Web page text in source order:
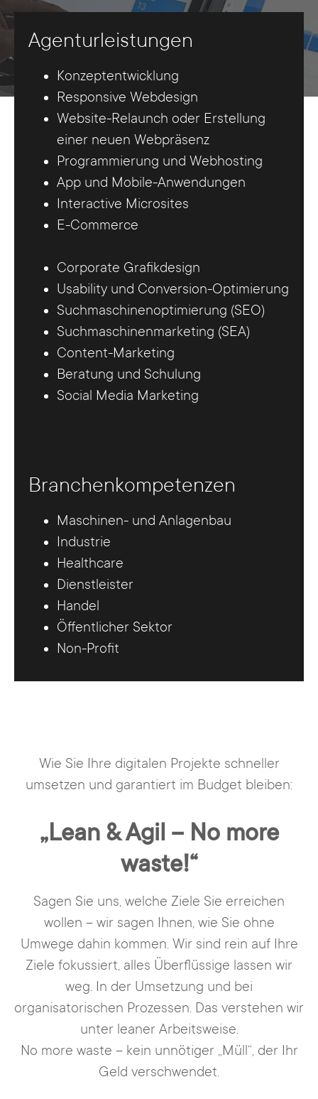
Agenturleistungen
Konzeptentwicklung
Responsive Webdesign
Website-Relaunch oder Erstellung
einer neuen Webpräsenz
Programmierung und Webhosting
App und Mobile-Anwendungen
Interactive Microsites
E-Commerce
Corporate Grafikdesign
Usability und Conversion-Optimierung
Suchmaschinenoptimierung (SEO)
Suchmaschinenmarketing (SEA)
Content-Marketing
Beratung und Schulung
Social Media Marketing
Branchenkompetenzen
Maschinen- und Anlagenbau
Industrie
Healthcare
Dienstleister
Handel
Öffentlicher Sektor
Non-Profit
Wie Sie Ihre digitalen Projekte schneller
umsetzen und garantiert im Budget bleiben:
„Lean & Agil – No more
waste!“
Sagen Sie uns, welche Ziele Sie erreichen
wollen – wir sagen Ihnen, wie Sie ohne
Umwege dahin kommen. Wir sind rein auf Ihre
Ziele fokussiert, alles Überflüssige lassen wir
weg. In der Umsetzung und bei
organisatorischen Prozessen. Das verstehen wir
unter leaner Arbeitsweise.
No more waste – kein unnötiger „Müll“, der Ihr
Geld verschwendet.